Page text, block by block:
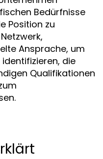
Bedürfnisse
Position zu
Ansprache, um
die
Qualifikationen